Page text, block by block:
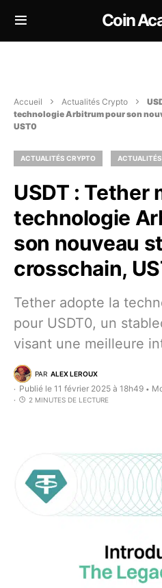
Coin
Accueil Actualités Crypto
technologie Arbitrum pour son
UST0
ACTUALITÉS CRYPTO ACTUALITÉS
USDT : Tether
technologie
son nouveau
crosschain,
Tether adopte la
pour USDT0, un
visant une meilleure
PAR ALEX LEROUX
Publié le 11 février 2025 à 18h49 •
2 MINUTES DE LECTURE